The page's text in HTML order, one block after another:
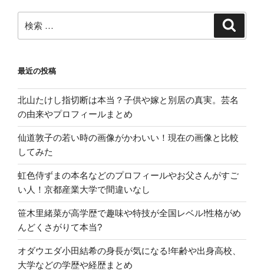
法
介”
の
索:
最近の投稿
北山たけし指切断は本当？子供や嫁と別居の真実。芸名
の由来やプロフィールまとめ
仙道敦子の若い時の画像がかわいい！現在の画像と比較
してみた
虹色侍ずまの本名などのプロフィールやお父さんがすご
い人！京都産業大学で間違いなし
笹木里緒菜が高学歴で趣味や特技が全国レベル!性格がめ
んどくさがりて本当?
オダウエダ小田結希の身長が気になる!年齢や出身高校、
大学などの学歴や経歴まとめ